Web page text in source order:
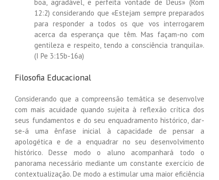
boa, agradável, e perfeita vontade de Deus» (Rom
12:2) considerando que «Estejam sempre preparados
para responder a todos os que vos interrogarem
acerca da esperança que têm. Mas façam-no com
gentileza e respeito, tendo a consciência tranquila».
(I Pe 3:15b-16a)
Filosofia Educacional
Considerando que a compreensão temática se desenvolve
com mais acuidade quando sujeita à reflexão crítica dos
seus fundamentos e do seu enquadramento histórico, dar-
se-á uma ênfase inicial à capacidade de pensar a
apologética e de a enquadrar no seu desenvolvimento
histórico. Desse modo o aluno acompanhará todo o
panorama necessário mediante um constante exercício de
contextualização. De modo a estimular uma maior eficiência